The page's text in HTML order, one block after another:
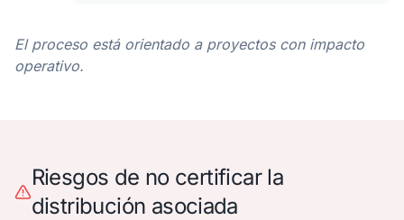
El proceso está orientado a proyectos con impacto
operativo.
Riesgos de no certificar la
distribución asociada